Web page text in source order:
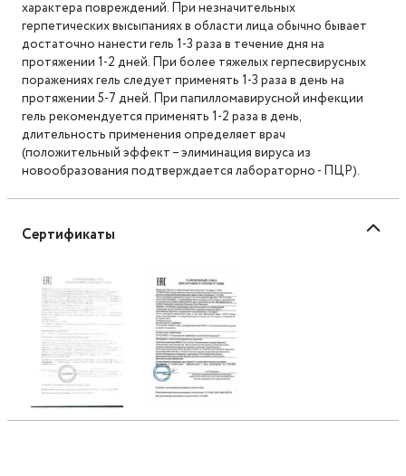
характера повреждений. При незначительных
герпетических высыпаниях в области лица обычно бывает
достаточно нанести гель 1-3 раза в течение дня на
протяжении 1-2 дней. При более тяжелых герпесвирусных
поражениях гель следует применять 1-3 раза в день на
протяжении 5-7 дней. При папилломавирусной инфекции
гель рекомендуется применять 1-2 раза в день,
длительность применения определяет врач
(положительный эффект – элиминация вируса из
новообразования подтверждается лабораторно - ПЦР).
Сертификаты